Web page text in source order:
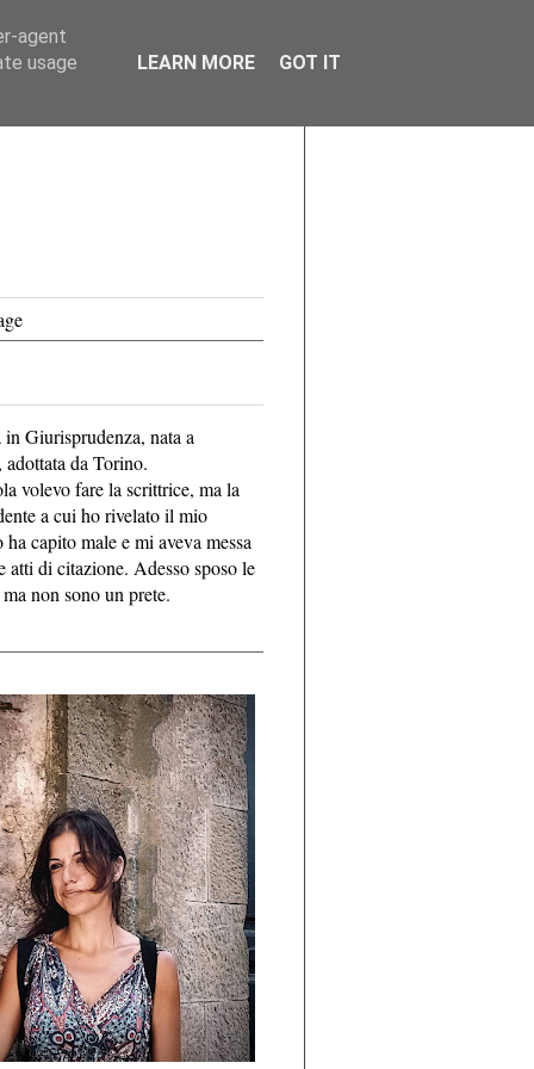
in Giurisprudenza, nata a
adottata da Torino.
volevo fare la scrittrice, ma la
a cui ho rivelato il mio
ha capito male e mi aveva messa
atti di citazione. Adesso sposo le
non sono un prete.
agent
usage
LEARN MORE GOT IT